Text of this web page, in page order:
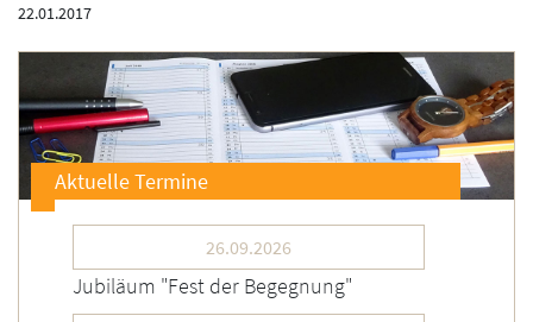
22.01.2017
Aktuelle Termine
26.09.2026
Jubiläum "Fest der Begegnung"